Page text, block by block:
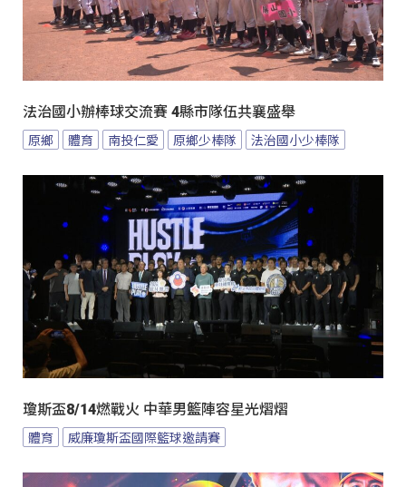
法治國小辦棒球交流賽 4縣市隊伍共襄盛舉
原鄉 體育 南投仁愛 原鄉少棒隊 法治國小少棒隊
瓊斯盃8/14燃戰火 中華男籃陣容星光熠熠
體育 威廉瓊斯盃國際籃球邀請賽